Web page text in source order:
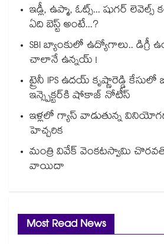
ఇడ్లీ, ఉప్మా, ఓట్స్... షుగర్ లెవెల్స్
ఏది బెస్ట్ అంటే...?
SBI బ్యాంకులో ఉద్యోగాలు.. డిగ్రీ
చాలానే ఉన్నయ్ !
ట్రైనీ IPS ఉదయ్ కృష్ణారెడ్డి కేసులో
ఇన్స్పెక్టర్‎కి షోకాజ్ నోటీస్
ఇళ్లలో గ్యాస్ వాడుతున్న
హెచ్చరిక
మంత్రి వివేక్ వెంకటస్వామి చొరవతో
వాయిదా
Most Read News